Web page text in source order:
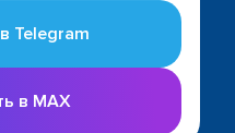
Telegram
в MAX